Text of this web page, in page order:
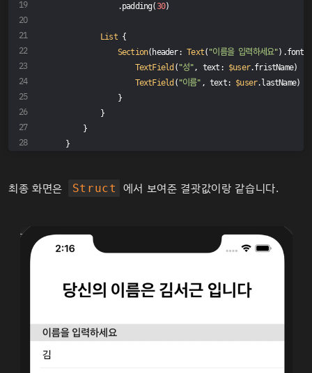
                .padding(
30)
List {
Section(header: Text( "이름을 입력하세요"
TextField ( "성", text: $user.fristName)
TextField ( "이름" , text: $user.lastName)
                }
            }
        }
    }
최종 화면은 Struct 에서 보여준 결괏값이랑 같습니다.